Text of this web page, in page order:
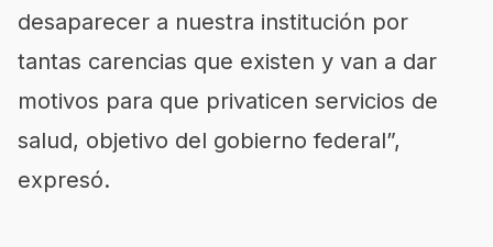
desaparecer a nuestra institución por
tantas carencias que existen y van a dar
motivos para que privaticen servicios de
salud, objetivo del gobierno federal”,
expresó.